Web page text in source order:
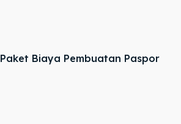
Paket Biaya Pembuatan Paspor